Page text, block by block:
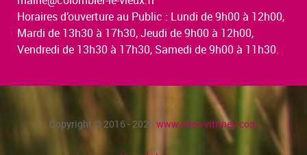
Horaires d’ouverture au Public : Lundi de 9h00 à 12h00,
Mardi de 13h30 à 17h30, Jeudi de 9h00 à 12h00,
Vendredi de 13h30 à 17h30, Samedi de 9h00 à 11h30.
Copyright © 2016 - 2026 www.sites-vitrines.com